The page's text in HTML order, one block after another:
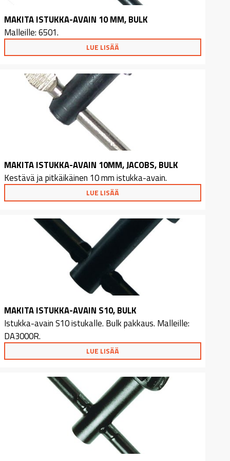
MAKITA ISTUKKA-AVAIN 10 MM, BULK
Malleille: 6501.
LUE LISÄÄ
MAKITA ISTUKKA-AVAIN 10MM, JACOBS, BULK
Kestävä ja pitkäikäinen 10 mm istukka-avain.
LUE LISÄÄ
MAKITA ISTUKKA-AVAIN S10, BULK
Istukka-avain S10 istukalle. Bulk pakkaus. Malleille:
DA3000R.
LUE LISÄÄ